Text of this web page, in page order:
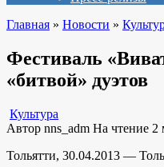
Главная » Новости »
Фестиваль
«битвой» дуэтов
Культура
Автор nns_adm На чтение 2
Тольятти, 30.04.2013 —